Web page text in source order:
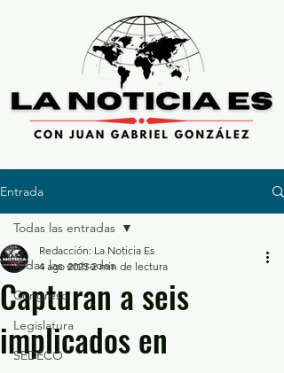
Entrada
Todas las entradas
Congreso
Legislatura
SEDECO
Todas las entradas
Capturan a seis
implicados en
Redacción: La Noticia Es
4 ago 2025 2 min de lectura